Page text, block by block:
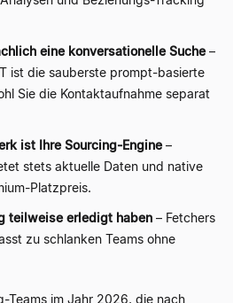
eine konversationelle Suche–
ist die sauberste prompt-basierte
Sie die Kontaktaufnahme separat
ist Ihre Sourcing-Engine–
stets aktuelle Daten und native
Platzpreis.
teilweise erledigt haben – Fetchers
zu schlanken Teams ohne
Teams im Jahr 2026, die nach